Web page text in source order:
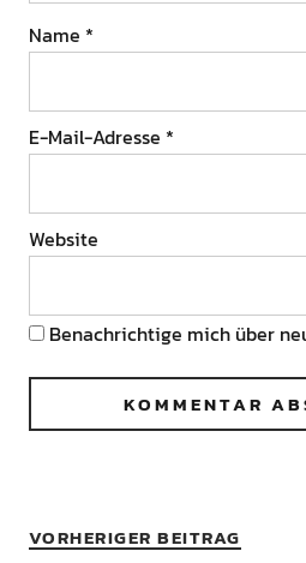
Name *
E-Mail-Adresse *
Website
Benachrichtige mich über
VORHERIGER BEITRAG